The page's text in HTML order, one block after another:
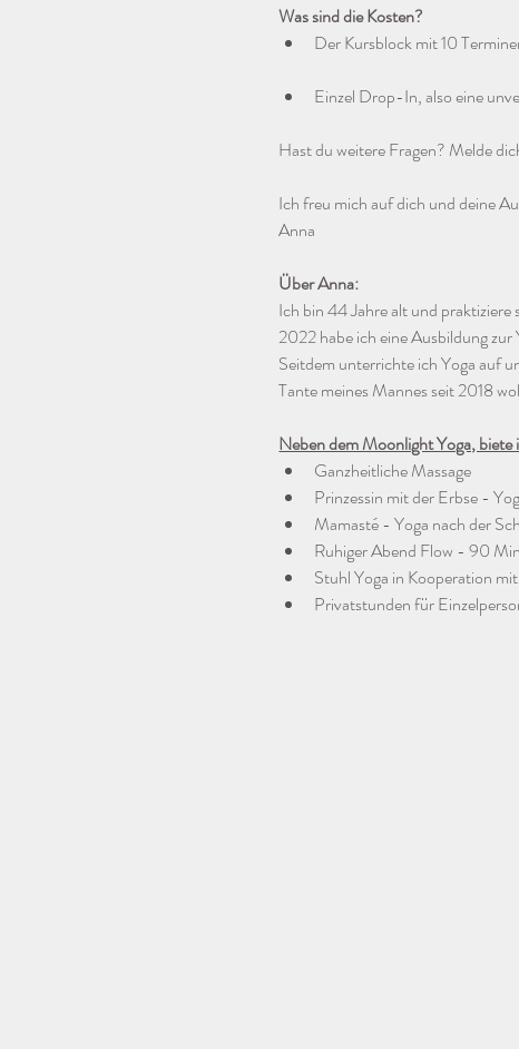
Was sind die Kosten?
Der Kursblock mit 10
Einzel Drop-In, also eine
Hast du weitere Fragen? Melde
Ich freu mich auf dich und deine
Anna
Über Anna:
Ich bin 44 Jahre alt und
2022 habe ich eine Ausbildung
Seitdem unterrichte ich Yoga auf
Tante meines Mannes seit 2018
Neben dem Moonlight Yoga, biete
Ganzheitliche Massage
Prinzessin mit der Erbse -
Mamasté - Yoga nach der
Ruhiger Abend Flow - 90
Stuhl Yoga in Kooperation
Privatstunden für